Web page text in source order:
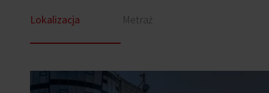
Lokalizacja Metraż